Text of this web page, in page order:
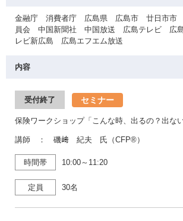
金融庁 消費者庁 広島県 広島市 廿日市市
員会 中国新聞社 中国放送 広島テレビ 広
レビ新広島 広島エフエム放送
内容
受付終了 セミナー
保険ワークショップ「こんな時、出るの？出な
講師 ： 磯﨑 紀夫 氏（CFP®）
時間帯 10:00～11:20
定員 30名